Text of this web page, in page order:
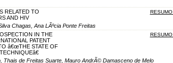
RELATED TO
AND HIV
RESUMO
Chagas, Ana LÃºcia Ponte Freitas
IN THE
PATENT
â€œTHE STATE OF
RESUMO
de Freitas Suarte, Mauro AndrÃ© Damasceno de Melo